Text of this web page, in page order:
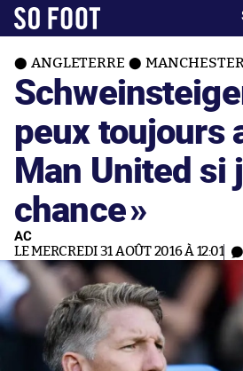
ANGLETERRE
peux toujours
Man United si
chance»
AC
LE MERCREDI 31 AOÛT 2016 À 12:01